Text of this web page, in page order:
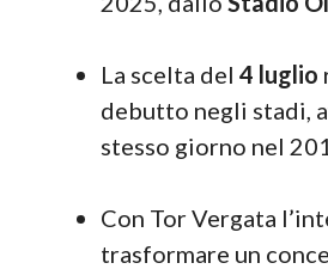
La scelta del 4 luglio
debutto negli stadi,
stesso giorno nel
Con Tor Vergata
trasformare un